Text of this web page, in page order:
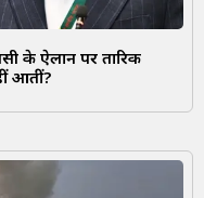
के ऐलान पर तारिक
आतीं?